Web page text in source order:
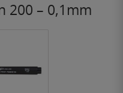
200 – 0,1mm